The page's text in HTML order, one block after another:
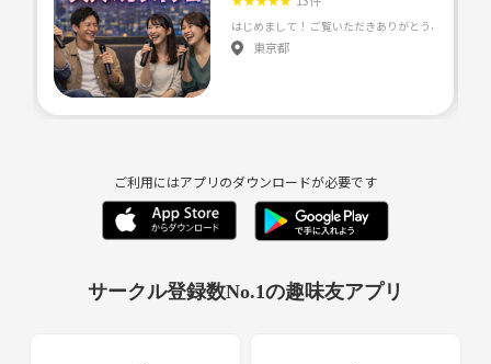
東京都
ご利用にはアプリのダウンロードが必要です
サークル登録数No.1の趣味友アプリ